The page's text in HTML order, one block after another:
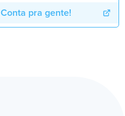
Conta pra gente!